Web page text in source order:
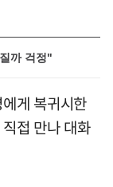
까 걱정"
게 복귀시한
접 만나 대화